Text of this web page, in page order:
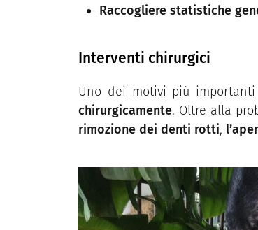
Raccogliere statistiche
Interventi chirurgici
Uno dei motivi più
chirurgicamente. Oltre alla
rimozione dei denti rotti,